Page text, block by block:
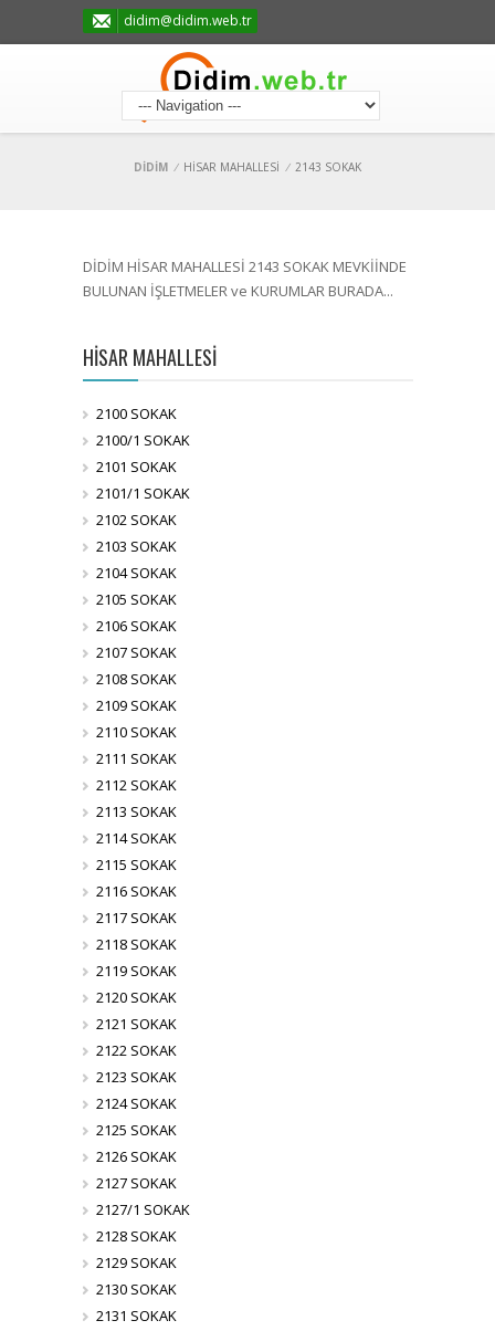
didim@didim.web.tr
DİDİM / HİSAR MAHALLESİ / 2143 SOKAK
DİDİM HİSAR MAHALLESİ 2143 SOKAK MEVKİİNDE
BULUNAN İŞLETMELER ve KURUMLAR BURADA...
HİSAR MAHALLESİ
2100 SOKAK
2100/1 SOKAK
2101 SOKAK
2101/1 SOKAK
2102 SOKAK
2103 SOKAK
2104 SOKAK
2105 SOKAK
2106 SOKAK
2107 SOKAK
2108 SOKAK
2109 SOKAK
2110 SOKAK
2111 SOKAK
2112 SOKAK
2113 SOKAK
2114 SOKAK
2115 SOKAK
2116 SOKAK
2117 SOKAK
2118 SOKAK
2119 SOKAK
2120 SOKAK
2121 SOKAK
2122 SOKAK
2123 SOKAK
2124 SOKAK
2125 SOKAK
2126 SOKAK
2127 SOKAK
2127/1 SOKAK
2128 SOKAK
2129 SOKAK
2130 SOKAK
2131 SOKAK